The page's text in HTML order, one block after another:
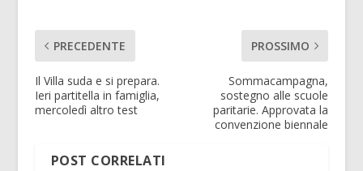
PRECEDENTE
Il Villa suda e si prepara.
Ieri partitella in famiglia,
mercoledì altro test
PROSSIMO
Sommacampagna,
sostegno alle scuole
paritarie. Approvata la
convenzione biennale
POST CORRELATI